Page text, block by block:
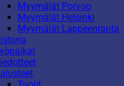
Myymälät Porvoo
Myymälät Helsinki
Myymälät Lappeenranta